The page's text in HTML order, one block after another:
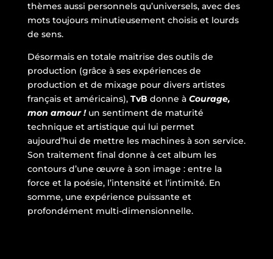
thèmes aussi personnels qu’universels, avec des
mots toujours minutieusement choisis et lourds
de sens.
Désormais en totale maitrise des outils de
production (grâce à ses expériences de
production et de mixage pour divers artistes
français et américains), TvBdonne à Courage,
mon amour !un sentiment de maturité
technique et artistique qui lui permet
aujourd’hui de mettre les machines à son service.
Son traitement final donne à cet album les
contours d’une œuvre à son image : entre la
force et la poésie, l’intensité et l’intimité. En
somme, une expérience puissante et
profondément multi-dimensionnelle.